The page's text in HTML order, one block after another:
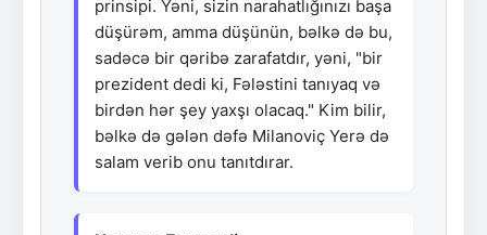
prinsipi. Yəni, sizin narahatlığınızı başa
düşürəm, amma düşünün, bəlkə də bu,
sadəcə bir qəribə zarafatdır, yəni, "bir
prezident dedi ki, Fələstini tanıyaq və
birdən hər şey yaxşı olacaq." Kim bilir,
bəlkə də gələn dəfə Milanoviç Yerə də
salam verib onu tanıtdırar.